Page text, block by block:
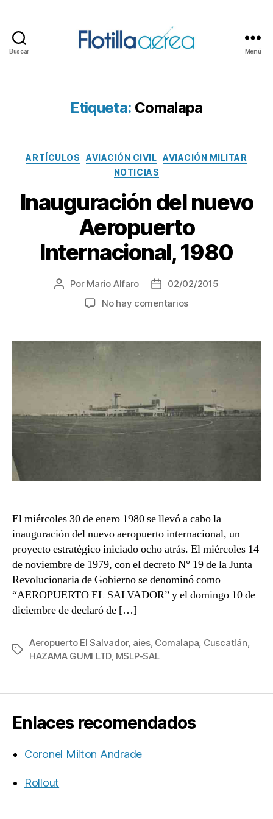
Buscar Menú
Etiqueta: Comalapa
Categorías
ARTÍCULOS AVIACIÓN CIVIL
AVIACIÓN MILITAR
NOTICIAS
Inauguración del nuevo
Aeropuerto
Internacional, 1980
Autor
Por Mario Alfaro
Fecha
de
02/02/2015
No hay comentariosen
nuevo
El miércoles 30 de enero 1980 se llevó a cabo la
inauguración del nuevo aeropuerto internacional, un
proyecto estratégico iniciado ocho atrás. El miércoles 14
de noviembre de 1979, con el decreto N° 19 de la Junta
Revolucionaria de Gobierno se denominó como
“AEROPUERTO EL SALVADOR” y el domingo 10 de
diciembre de declaró de […]
Etiquetas
Aeropuerto El Salvador, aies, Comalapa Cuscatlán
HAZAMA GUMI LTD, MSLP-SAL
Enlaces recomendados
Coronel Milton Andrade
Rollout